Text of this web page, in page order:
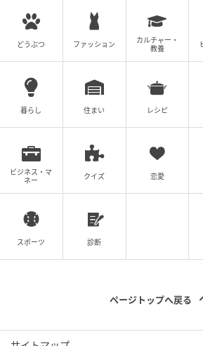
販売ショップ：ダイソー
JANコード：4549131867848
どうぶつ ファッション
カルチャー・
教養
暮らし 住まい レシピ
ビジネス・マ
ネー
クイズ 恋愛
スポーツ 診断
ページトップへ戻る